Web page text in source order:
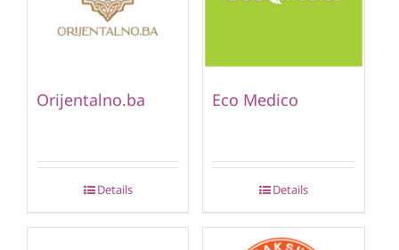
Orijentalno.ba
Details
Eco Medico
Details